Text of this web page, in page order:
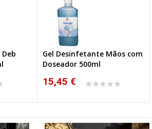
Gel Desinfetante Mãos com
Doseador 500ml
15,45 €